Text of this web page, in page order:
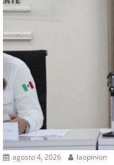
agosto 4, 2026 laopinion